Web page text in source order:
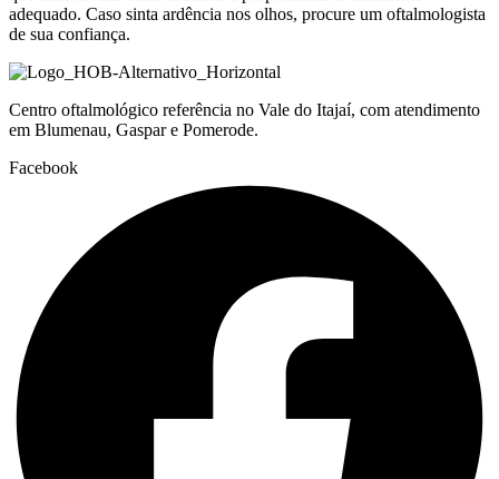
adequado. Caso sinta ardência nos olhos, procure um oftalmologista
de sua confiança.
Centro oftalmológico referência no Vale do Itajaí, com atendimento
em Blumenau, Gaspar e Pomerode.
Facebook